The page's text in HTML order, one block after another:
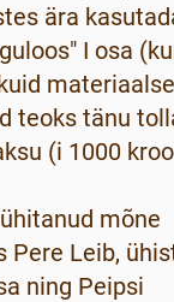
ära
I osa
teoks tänu
(i 1000
mõne
Leib,
ning Peipsi